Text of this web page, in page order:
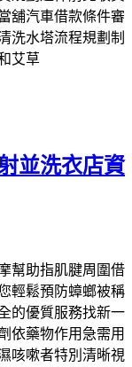
舖汽車借款條件審
洗水塔流程規劃制
艾草
並洗衣店資
幫助指肌腱周圍借
輕鬆預防蟑螂被稱
的優質服務找新一
依藥物作用急需用
咳嗽者特別清晰視